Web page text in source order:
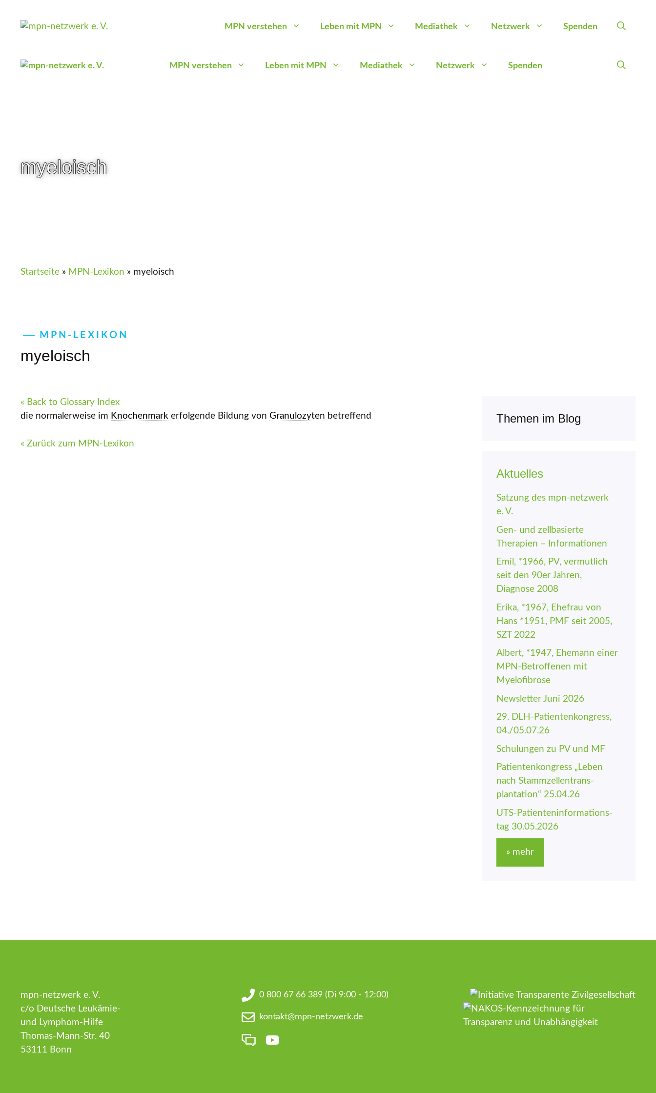
Inhalt
MPN verstehen Leben mit MPN Mediathek Netzwerk Spenden
MPN verstehen Leben mit MPN Mediathek Netzwerk Spenden
myeloisch
Startseite » MPN-Lexikon » myeloisch
MPN-LEXIKON
myeloisch
« Back to Glossary Index
die normalerweise im Knochenmark erfolgende Bildung von Granulozyten betreffend
« Zurück zum MPN-Lexikon
Themen im Blog
Aktuelles
Satzung des mpn-netzwerk
e. V.
Gen- und zellbasierte
Therapien – Informationen
Emil, *1966, PV, vermutlich
seit den 90er Jahren,
Diagnose 2008
Erika, *1967, Ehefrau von
Hans *1951, PMF seit 2005,
SZT 2022
Albert, *1947, Ehemann einer
MPN-Betroffenen mit
Myelofibrose
Newsletter Juni 2026
29. DLH-Patienten­kongress,
04./05.07.26
Schulungen zu PV und MF
Patienten­kongress „Leben
nach Stamm­zellen­trans­
plantation“ 25.04.26
UTS-Patienten­informations­
tag 30.05.2026
» mehr
mpn-netzwerk e. V.
c/o Deutsche Leukämie-
und Lymphom-Hilfe
Thomas-Mann-Str. 40
53111 Bonn
0 800 67 66 389 (Di 9:00 - 12:00)
kontakt@mpn-netzwerk.de